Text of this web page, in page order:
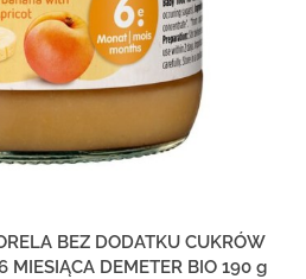
BEZ DODATKU CUKRÓW
MIESIĄCA DEMETER BIO 190 g